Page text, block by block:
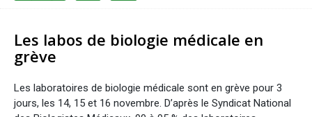
Les labos de biologie médicale en
grève
Les laboratoires de biologie médicale sont en grève pour 3
jours, les 14, 15 et 16 novembre. D’après le Syndicat National